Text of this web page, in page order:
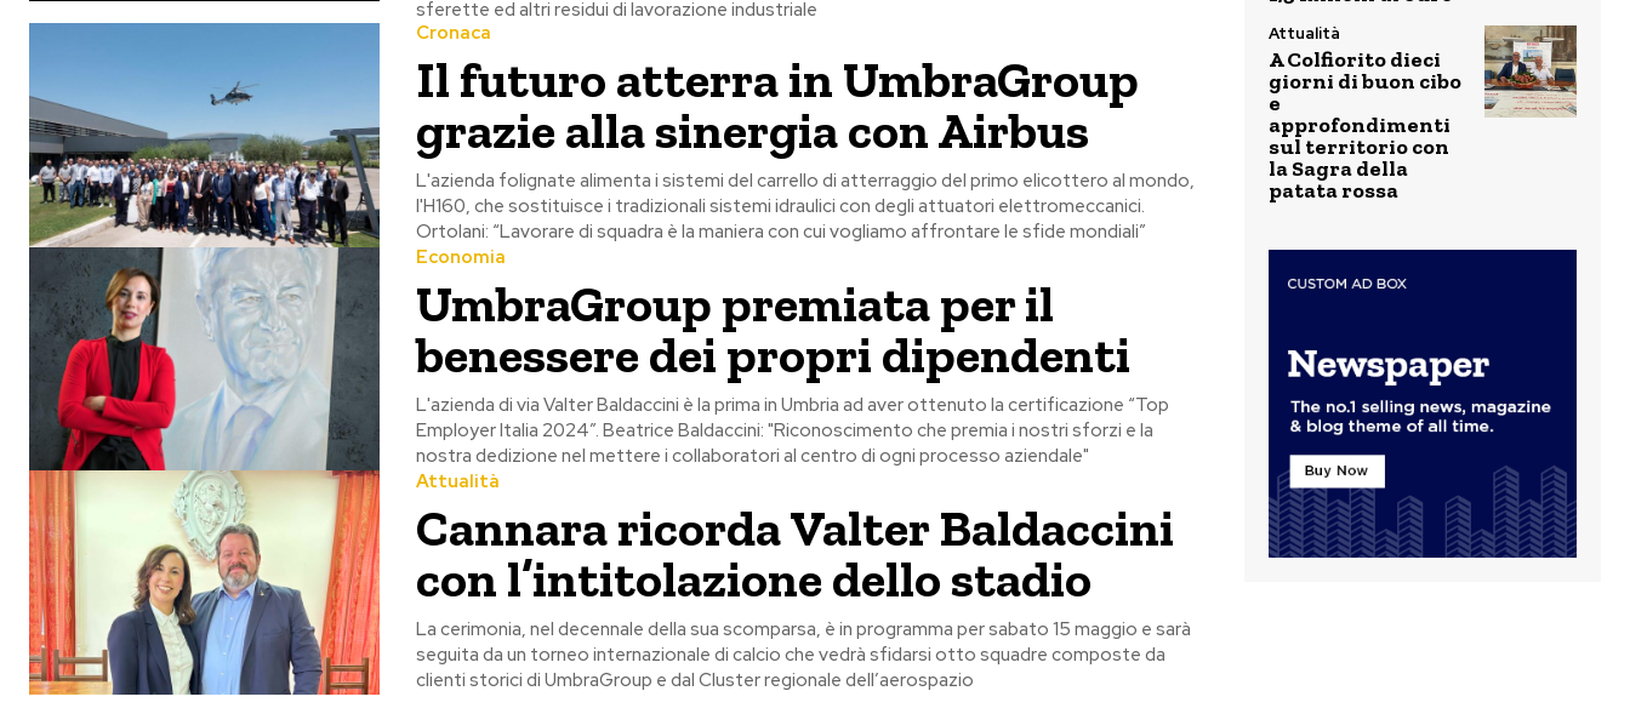
sferette ed altri residui di lavorazione industriale
Cronaca
Il futuro atterra in UmbraGroup
grazie alla sinergia con Airbus
L'azienda folignate alimenta i sistemi del carrello di atterraggio del primo elicottero al mondo,
l'H160, che sostituisce i tradizionali sistemi idraulici con degli attuatori elettromeccanici.
Ortolani: “Lavorare di squadra è la maniera con cui vogliamo affrontare le sfide mondiali”
Economia
UmbraGroup premiata per il
benessere dei propri dipendenti
L'azienda di via Valter Baldaccini è la prima in Umbria ad aver ottenuto la certificazione “Top
Employer Italia 2024”. Beatrice Baldaccini: "Riconoscimento che premia i nostri sforzi e la
nostra dedizione nel mettere i collaboratori al centro di ogni processo aziendale"
Attualità
Cannara ricorda Valter Baldaccini
con l’intitolazione dello stadio
La cerimonia, nel decennale della sua scomparsa, è in programma per sabato 15 maggio e sarà
seguita da un torneo internazionale di calcio che vedrà sfidarsi otto squadre composte da
clienti storici di UmbraGroup e dal Cluster regionale dell’aerospazio
Attualità
A Colfiorito dieci
giorni di buon cibo
e
approfondimenti
sul territorio con
la Sagra della
patata rossa